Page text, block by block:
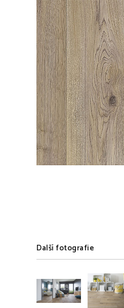
Další fotografie